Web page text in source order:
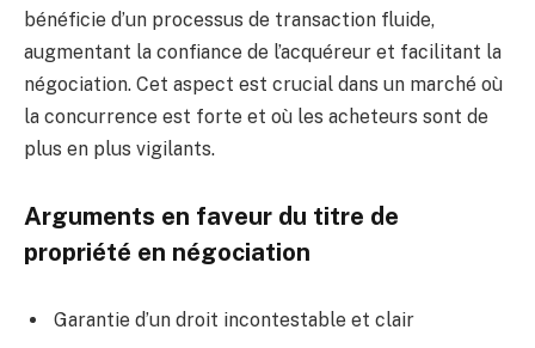
bénéficie d’un processus de transaction fluide,
augmentant la confiance de l’acquéreur et facilitant la
négociation. Cet aspect est crucial dans un marché où
la concurrence est forte et où les acheteurs sont de
plus en plus vigilants.
Arguments en faveur du titre de
propriété en négociation
Garantie d’un droit incontestable et clair